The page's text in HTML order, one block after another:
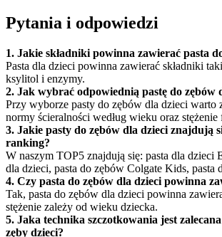
Pytania i odpowiedzi
1. Jakie składniki powinna zawierać pasta
Pasta dla dzieci powinna zawierać składniki
ksylitol i enzymy.
2. Jak wybrać odpowiednią pastę do zębów
Przy wyborze pasty do zębów dla dzieci warto
normy ścieralności według wieku oraz stężenie
3. Jakie pasty do zębów dla dzieci znajdują
ranking?
W naszym TOP5 znajdują się: pasta dla dzieci
dla dzieci, pasta do zębów Colgate Kids, pasta
4. Czy pasta do zębów dla dzieci powinna
Tak, pasta do zębów dla dzieci powinna
stężenie zależy od wieku dziecka.
5. Jaka technika szczotkowania jest
zęby dzieci?